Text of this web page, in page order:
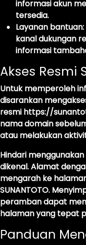
informasi akun
tersedia.
Layanan bantuan:
kanal dukungan
informasi
Akses Resmi
Untuk memperoleh
disarankan
resmi https://
nama domain
atau melakukan
Hindari
dikenal. Alamat
mengarah ke
SUNANTOTO.
peramban dapat
halaman yang tepat
Panduan